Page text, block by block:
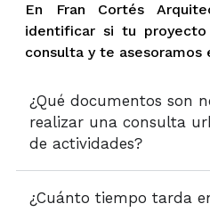
En Fran Cortés
identificar si tu
consulta y te asesoramos
¿Qué documentos son
realizar una consulta
de actividades?
¿Cuánto tiempo tarda